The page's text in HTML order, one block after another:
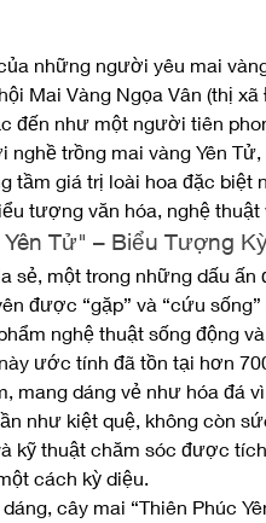
những người yêu mai
Mai Vàng Ngọa Vân (thị
đến như một người tiên
nghề trồng mai vàng Yên
tầm giá trị loài hoa đặc biệt
tượng văn hóa, nghệ
Tử" – Biểu Tượng
sẻ, một trong những dấu
được “gặp” và “cứu
nghệ thuật sống động
ước tính đã tồn tại hơn
mang dáng vẻ như hóa đá
như kiệt quệ, không còn
kỹ thuật chăm sóc được
cách kỳ diệu.
cây mai “Thiên Phúc